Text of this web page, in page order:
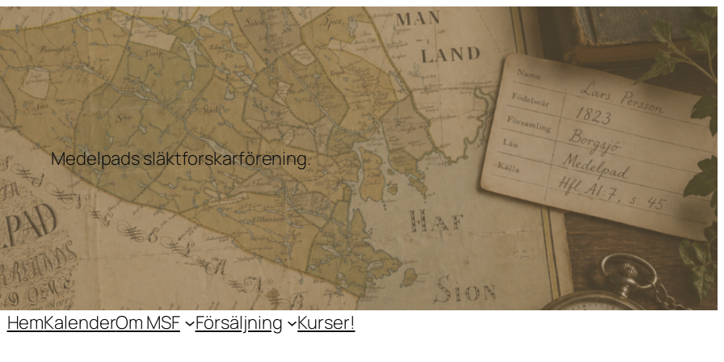
Medelpads släktforskarförening.
HemKalenderOm MSF Försäljning Kurser!